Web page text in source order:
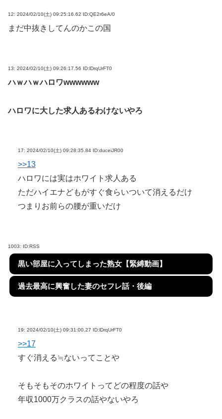
12: 2024/02/10(土) 09:25:16.62 ID:QE2r6eA/0
まだ中抜きしてんのかこの国
13: 2024/02/10(土) 09:26:17.56 ID:lDrqUrFT0
ハｗハｗハロワwwwwww
ハロワに大した求人あるわけないやろ
17: 2024/02/10(土) 09:28:35.84 ID:duceiJR00
>>13
ハロワには実はホワイト求人ある
ただハイエナどもがすぐ食らいついて消えるだけ
つまりお前らの腰が重いだけ
1003: ID:RSS
黒い部屋に入ってしまった熟女【緊縛動画】
過去最高に興奮した妻のセフレ話・後編
19: 2024/02/10(土) 09:31:00.27 ID:lDrqUrFT0
>>17
すぐ消える≒ないってことや
そもそもそのホワイトってどの程度の話や
年収1000万クラスの話やないやろ